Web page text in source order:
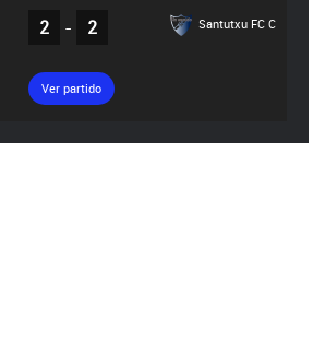
2 - 2
Ver partido
Santutxu FC C